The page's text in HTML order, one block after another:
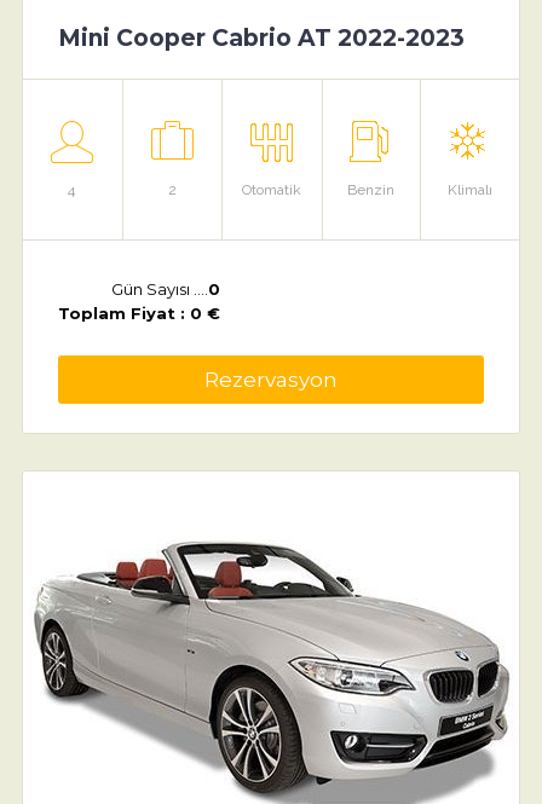
Mini Cooper Cabrio AT 2022-2023
4 2 Otomatik Benzin Klimalı
Gün Sayısı .... 0
Toplam Fiyat : 0 €
Rezervasyon